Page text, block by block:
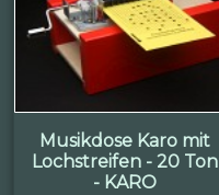
Musikdose Karo mit
Lochstreifen - 20 Ton
- KARO